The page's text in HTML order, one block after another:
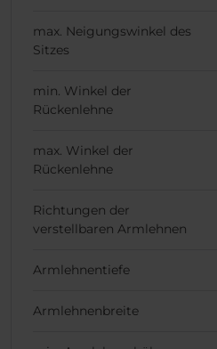
max. Neigungswinkel des
Sitzes
min. Winkel der
Rückenlehne
max. Winkel der
Rückenlehne
Richtungen der
verstellbaren Armlehnen
Armlehnentiefe
Armlehnenbreite